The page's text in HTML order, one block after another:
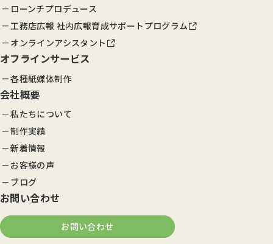
ローンチプロデュース
工務店広報 社内広報育成サポートプログラム
オンラインアシスタント
オフラインサービス
各種紙媒体制作
会社概要
私たちについて
制作実績
新着情報
お客様の声
ブログ
お問い合わせ
お問い合わせ